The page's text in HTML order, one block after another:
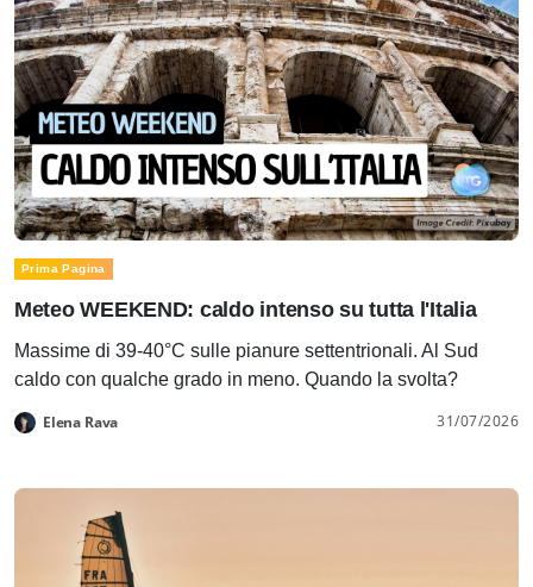
Prima Pagina
Meteo WEEKEND: caldo intenso su tutta l'Italia
Massime di 39-40°C sulle pianure settentrionali. Al Sud
caldo con qualche grado in meno. Quando la svolta?
Elena Rava 31/07/2026